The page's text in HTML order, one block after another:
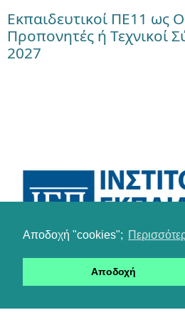
Αποδοχή "cookies";
Αποδοχή
Εκπαιδευτικοί ΠΕ11 ως
Προπονητές ή Τεχνικοί
2027